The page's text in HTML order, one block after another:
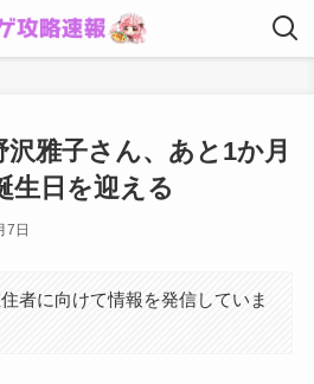
沢雅子さん、あと1か月
生日を迎える
7日
者に向けて情報を発信していま